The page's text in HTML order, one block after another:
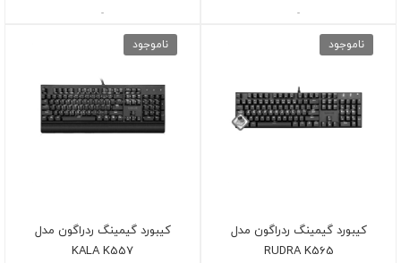
-
-
ناموجود
کیبورد گیمینگ ردراگون مدل
RUDRA K565
ناموجود
کیبورد گیمینگ ردراگون مدل
KALA K557